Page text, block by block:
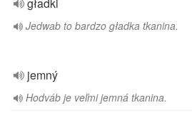
Jedwab to bardzo gładka tkanina.
jemný
Hodváb je veľmi jemná tkanina.